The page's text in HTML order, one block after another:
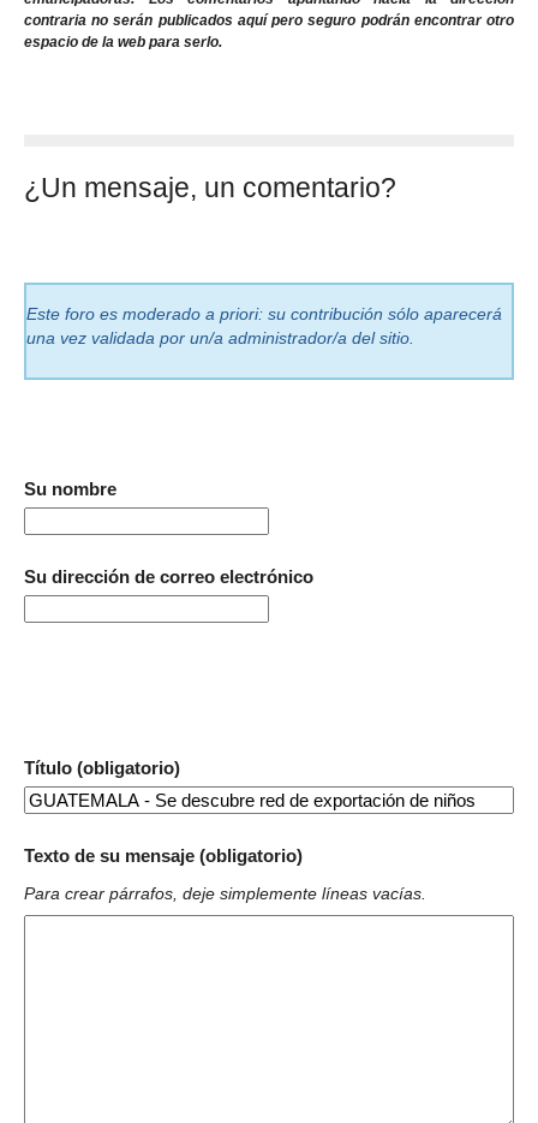
contraria no serán publicados aquí pero seguro podrán encontrar otro
espacio de la web para serlo.
¿Un mensaje, un comentario?
Este foro es moderado a priori: su contribución sólo aparecerá
una vez validada por un/a administrador/a del sitio.
Su nombre
Su dirección de correo electrónico
Título (obligatorio)
Texto de su mensaje (obligatorio)
Para crear párrafos, deje simplemente líneas vacías.